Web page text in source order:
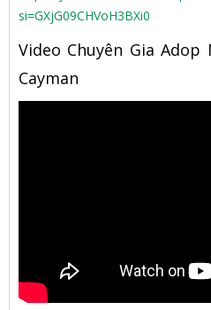
si=GXjG09CHVoH3BXi0
Video Chuyên Gia
Cayman